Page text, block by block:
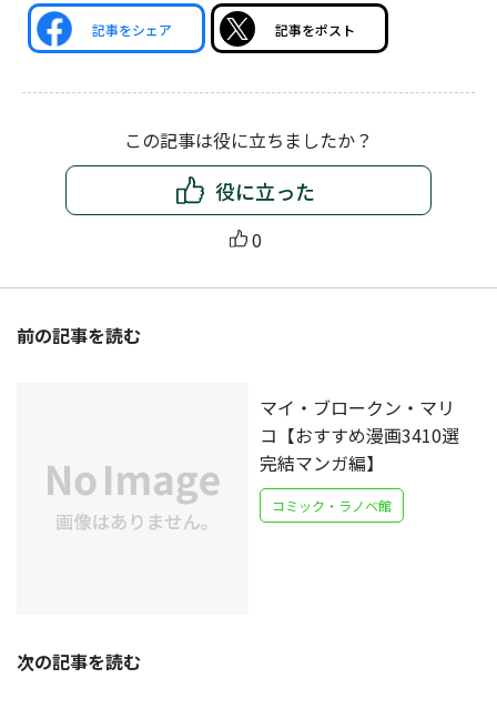
記事をシェア 記事をポスト
この記事は役に立ちましたか？
役に立った
0
前の記事を読む
マイ・ブロークン・マリ
コ【おすすめ漫画3410選
完結マンガ編】
コミック・ラノベ館
次の記事を読む